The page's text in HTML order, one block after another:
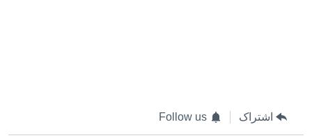
اشتراک Follow us